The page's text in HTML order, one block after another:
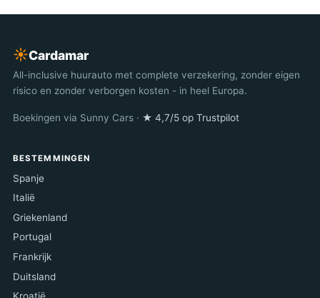
☀︎Cardamar
All-inclusive huurauto met complete verzekering, zonder eigen
risico en zonder verborgen kosten - in heel Europa.
Boekingen via Sunny Cars · ★ 4,7/5 op Trustpilot
BESTEMMINGEN
Spanje
Italië
Griekenland
Portugal
Frankrijk
Duitsland